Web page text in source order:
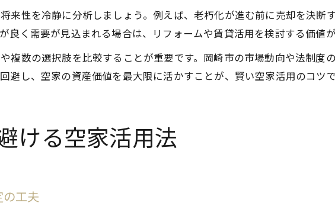
来性を冷静に分析しましょう。例えば、老朽化が進む前に売却を決断
良く需要が見込まれる場合は、リフォームや賃貸活用を検討する価値が
複数の選択肢を比較することが重要です。岡崎市の市場動向や法制度
避し、空家の資産価値を最大限に活かすことが、賢い空家活用のコツで
ける空家活用法
工夫